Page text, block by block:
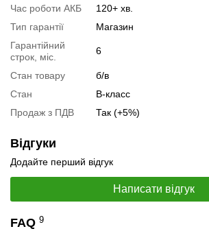
Специфікація відеокарти:
Тестування відеокарти:
Час роботи АКБ
120+ хв.
Тип гарантії
Магазин
Гарантійний
строк, міс.
6
Стан товару
б/в
Стан
B-класс
Продаж з ПДВ
Так (+5%)
Відгуки
Додайте перший відгук
Написати відгук
FAQ 9